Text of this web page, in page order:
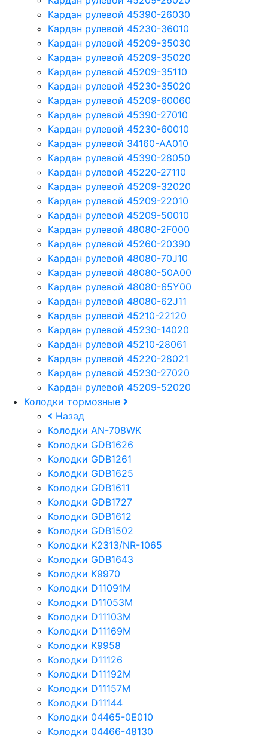
Кардан рулевой 45390-26030
Кардан рулевой 45230-36010
Кардан рулевой 45209-35030
Кардан рулевой 45209-35020
Кардан рулевой 45209-35110
Кардан рулевой 45230-35020
Кардан рулевой 45209-60060
Кардан рулевой 45390-27010
Кардан рулевой 45230-60010
Кардан рулевой 34160-AA010
Кардан рулевой 45390-28050
Кардан рулевой 45220-27110
Кардан рулевой 45209-32020
Кардан рулевой 45209-22010
Кардан рулевой 45209-50010
Кардан рулевой 48080-2F000
Кардан рулевой 45260-20390
Кардан рулевой 48080-70J10
Кардан рулевой 48080-50A00
Кардан рулевой 48080-65Y00
Кардан рулевой 48080-62J11
Кардан рулевой 45210-22120
Кардан рулевой 45230-14020
Кардан рулевой 45210-28061
Кардан рулевой 45220-28021
Кардан рулевой 45230-27020
Кардан рулевой 45209-52020
Колодки тормозные
Назад
Колодки AN-708WK
Колодки GDB1626
Колодки GDB1261
Колодки GDB1625
Колодки GDB1611
Колодки GDB1727
Колодки GDB1612
Колодки GDB1502
Колодки K2313/NR-1065
Колодки GDB1643
Колодки K9970
Колодки D11091M
Колодки D11053M
Колодки D11103M
Колодки D11169M
Колодки K9958
Колодки D11126
Колодки D11192M
Колодки D11157M
Колодки D11144
Колодки 04465-0E010
Колодки 04466-48130